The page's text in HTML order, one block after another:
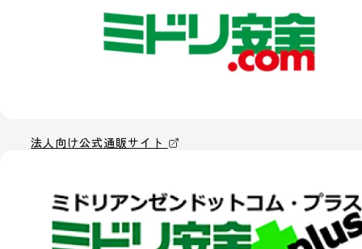
法人向け公式通販サイト